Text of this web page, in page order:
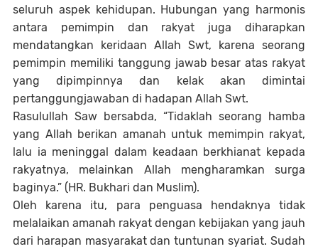
seluruh aspek kehidupan. Hubungan yang harmonis
antara pemimpin dan rakyat juga diharapkan
mendatangkan keridaan Allah Swt, karena seorang
pemimpin memiliki tanggung jawab besar atas rakyat
yang dipimpinnya dan kelak akan dimintai
pertanggungjawaban di hadapan Allah Swt.
Rasulullah Saw bersabda, “Tidaklah seorang hamba
yang Allah berikan amanah untuk memimpin rakyat,
lalu ia meninggal dalam keadaan berkhianat kepada
rakyatnya, melainkan Allah mengharamkan surga
baginya.” (HR. Bukhari dan Muslim).
Oleh karena itu, para penguasa hendaknya tidak
melalaikan amanah rakyat dengan kebijakan yang jauh
dari harapan masyarakat dan tuntunan syariat. Sudah